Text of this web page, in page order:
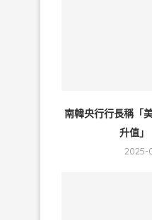
南韓央行行長稱「
升值
2025-